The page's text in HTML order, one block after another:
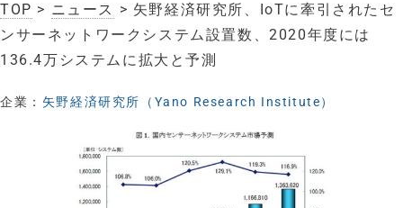
TOP > ニュース > 矢野経済研究所、IoTに牽引されたセ
ンサーネットワークシステム設置数、2020年度には
136.4万システムに拡大と予測
企業： 矢野経済研究所（Yano Research Institute）